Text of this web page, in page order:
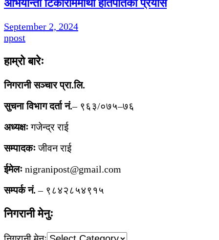
अभियान्ता टिकाराममाथी हातपातको प्रयास
September 2, 2024
npost
हाम्रो बारेः
निगरानी सञ्चार प्रा.लि.
सुचना विभाग दर्ता नं.– ९६३/०७५–७६
अध्यक्षःगजेन्द्र राई
सम्पादकःजीवन राई
ईमेलः nigranipost@gmail.com
सम्पर्क नं.– ९८४२८५४९१५
निगरानी मेनुः